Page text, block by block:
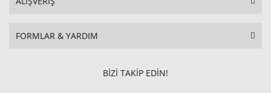
FORMLAR & YARDIM
BİZİ TAKİP EDİN!